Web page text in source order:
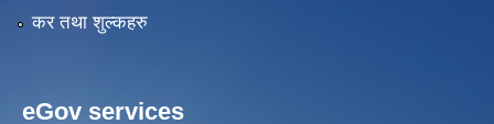
कर तथा शुल्कहरु
eGov services